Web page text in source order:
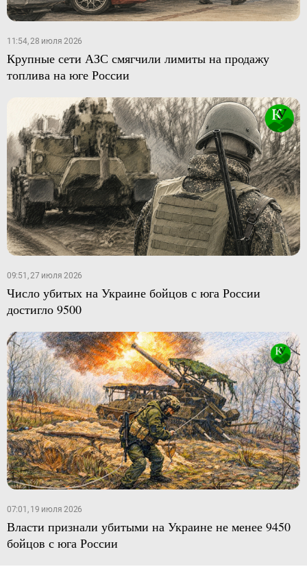
11:54, 28 июля 2026
Крупные сети АЗС смягчили лимиты на продажу
топлива на юге России
09:51, 27 июля 2026
Число убитых на Украине бойцов с юга России
достигло 9500
07:01, 19 июля 2026
Власти признали убитыми на Украине не менее 9450
бойцов с юга России